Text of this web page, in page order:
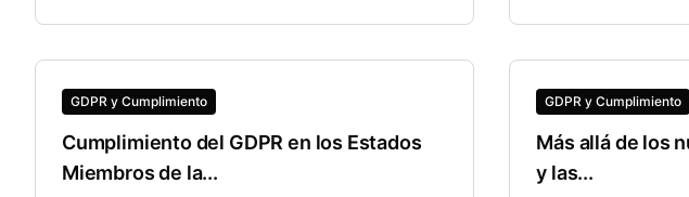
GDPR y Cumplimiento
Cumplimiento del GDPR en los Estados
Miembros de la...
GDPR y Cumplimiento
Más allá de los
y las...